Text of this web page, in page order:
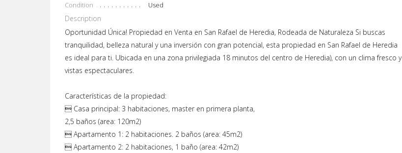
Condition
Used
Description
Oportunidad Única! Propiedad en Venta en San Rafael de Heredia, Rodeada de Naturaleza Si buscas
tranquilidad, belleza natural y una inversión con gran potencial, esta propiedad en San Rafael de Heredia
es ideal para ti. Ubicada en una zona privilegiada 18 minutos del centro de Heredia), con un clima fresco y
vistas espectaculares.
Características de la propiedad:
 Casa principal: 3 habitaciones, master en primera planta,
2,5 baños (area: 120m2)
 Apartamento 1: 2 habitaciones. 2 baños (area: 45m2)
 Apartamento 2: 2 habitaciones, 1 baño (area: 42m2)